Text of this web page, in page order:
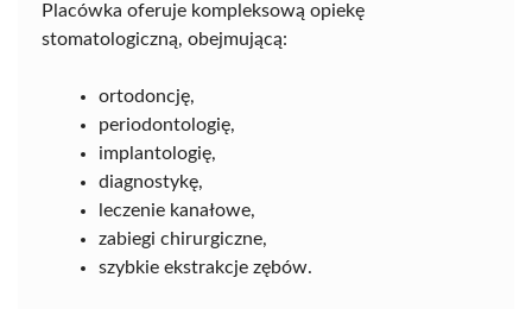
Placówka oferuje kompleksową opiekę
stomatologiczną, obejmującą:
ortodoncję,
periodontologię,
implantologię,
diagnostykę,
leczenie kanałowe,
zabiegi chirurgiczne,
szybkie ekstrakcje zębów.